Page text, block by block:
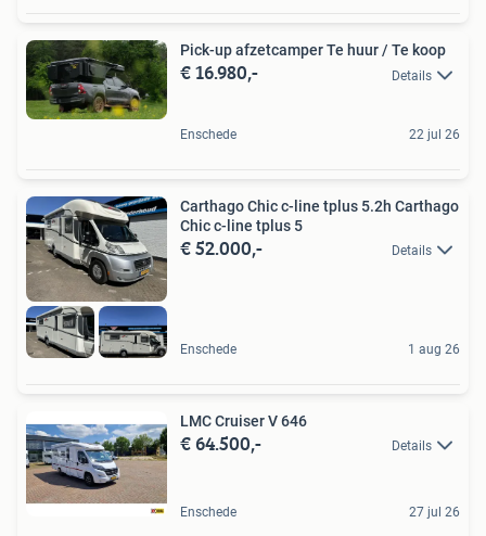
Pick-up afzetcamper Te huur / Te koop
€ 16.980,- Details
Enschede 22 jul 26
Carthago Chic c-line tplus 5.2h Carthago
Chic c-line tplus 5
€ 52.000,- Details
Enschede 1 aug 26
LMC Cruiser V 646
€ 64.500,- Details
Enschede 27 jul 26